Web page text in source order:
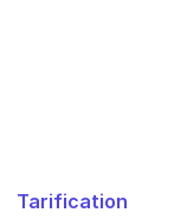
Tarification